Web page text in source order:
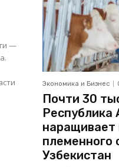
—
Экономика и Бизнес
Почти 30
Республика
наращивает
племенного
Узбекистан